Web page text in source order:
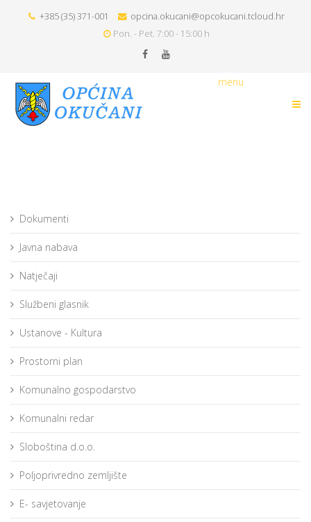
+385 (35) 371-001
opcina.okucani@opcokucani.tcloud.hr
Pon. - Pet. 7:00 - 15:00 h
menu
Dokumenti
Javna nabava
Natječaji
Službeni glasnik
Ustanove - Kultura
Prostorni plan
Komunalno gospodarstvo
Komunalni redar
Sloboština d.o.o.
Poljoprivredno zemljište
E- savjetovanje